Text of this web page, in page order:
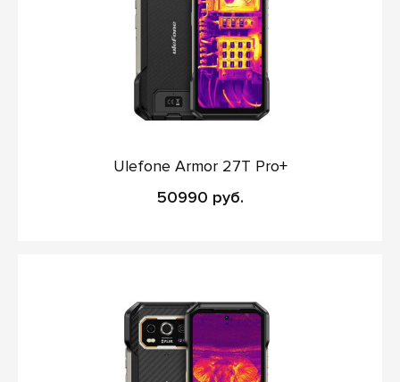
Ulefone Armor 27T Pro+
50990 руб.